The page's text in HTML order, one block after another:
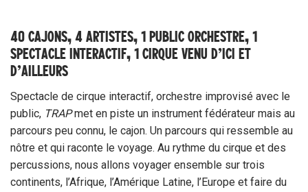
40 CAJONS, 4 ARTISTES, 1 PUBLIC ORCHESTRE, 1
SPECTACLE INTERACTIF, 1 CIRQUE VENU D’ICI ET
D’AILLEURS
Spectacle de cirque interactif, orchestre improvisé avec le
public, TRAPmet en piste un instrument fédérateur mais au
parcours peu connu, le cajon. Un parcours qui ressemble au
nôtre et qui raconte le voyage. Au rythme du cirque et des
percussions, nous allons voyager ensemble sur trois
continents, l’Afrique, l’Amérique Latine, l’Europe et faire du